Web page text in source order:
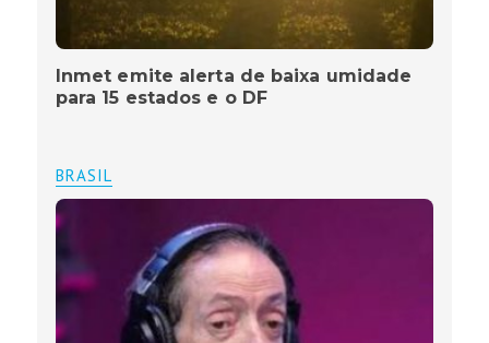
Inmet emite alerta de baixa umidade
para 15 estados e o DF
BRASIL